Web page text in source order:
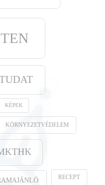
KÉPEK
KÖRNYEZETVÉDELEM
RECEPT